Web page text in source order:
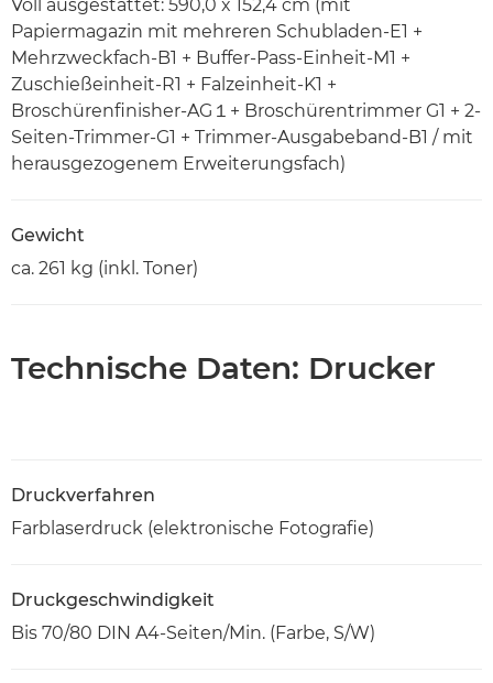
Voll ausgestattet: 590,0 x 152,4 cm (mit
Papiermagazin mit mehreren Schubladen-E1 +
Mehrzweckfach-B1 + Buffer-Pass-Einheit-M1 +
Zuschießeinheit-R1 + Falzeinheit-K1 +
Broschürenfinisher-AG１+ Broschürentrimmer G1 + 2-
Seiten-Trimmer-G1 + Trimmer-Ausgabeband-B1 / mit
herausgezogenem Erweiterungsfach)
Gewicht
ca. 261 kg (inkl. Toner)
Technische Daten: Drucker
Druckverfahren
Farblaserdruck (elektronische Fotografie)
Druckgeschwindigkeit
Bis 70/80 DIN A4-Seiten/Min. (Farbe, S/W)